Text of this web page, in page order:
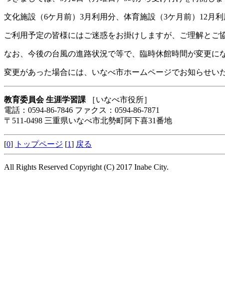
文化施設（6ケ月前）3月利用分、体育施設（3ケ月前）12月
ご利用予定の皆様にはご迷惑をお掛けしますが、ご理解とご
なお、今後の台風の進路状況で等で、臨時休館時間が変更に
変更があった場合には、いなべ市ホームページでお知らせい
教育委員会 生涯学習課 ［いなべ市役所］
電話：0594-86-7846 ファクス：0594-86-7871
〒511-0498 三重県いなべ市北勢町阿下喜31番地
[0] トップページ [1] 戻る
All Rights Reserved Copyright (C) 2017 Inabe City.